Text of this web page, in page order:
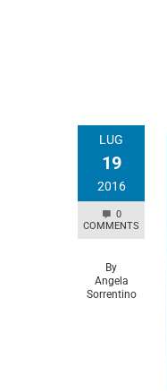
LUG
19
2016
0
COMMENTS
By
Angela
Sorrentino